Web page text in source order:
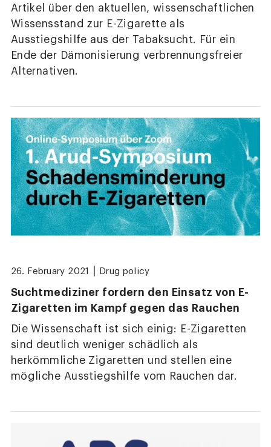
Artikel über den aktuellen, wissenschaftlichen
Wissensstand zur E-Zigarette als
Ausstiegshilfe aus der Tabaksucht. Für ein
Ende der Dämonisierung verbrennungsfreier
Alternativen.
26. February 2021 Drug policy
Suchtmediziner fordern den Einsatz von E-
Zigaretten im Kampf gegen das Rauchen
Die Wissenschaft ist sich einig: E-Zigaretten
sind deutlich weniger schädlich als
herkömmliche Zigaretten und stellen eine
mögliche Ausstiegshilfe vom Rauchen dar.